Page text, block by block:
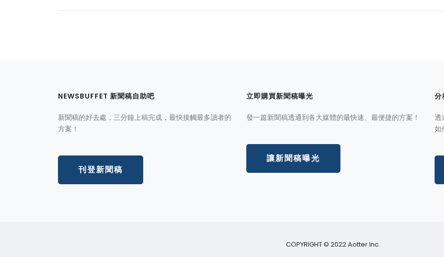
NEWSBUFFET 新聞稿自助吧
新聞稿的好去處，三分鐘上稿完成，最快接觸最多讀者的
方案！
刊登新聞稿
立即購買新聞稿曝光
發一篇新聞稿透通到各大媒體的最快速、最便捷的方案！
讓新聞稿曝光
分
透
如
COPYRIGHT © 2022 Aotter Inc.